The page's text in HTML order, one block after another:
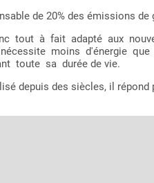
de 20% des émissions
à fait adapté aux
moins d'énergie
toute sa durée de vie.
depuis des siècles, il